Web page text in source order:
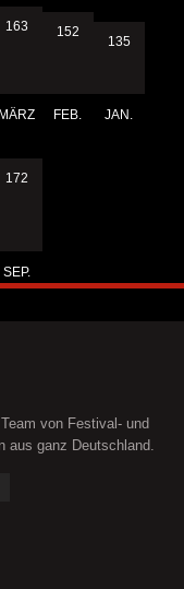
163
MÄRZ
152
FEB.
135
JAN.
172
SEP.
von Festival- und
aus ganz Deutschland.